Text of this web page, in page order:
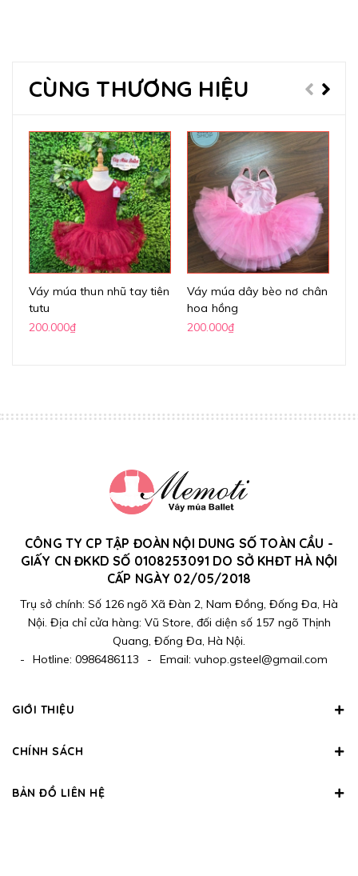
CÙNG THƯƠNG HIỆU
Váy múa thun nhũ tay tiên
tutu
200.000₫
Váy múa dây bèo nơ chân
hoa hồng
200.000₫
CÔNG TY CP TẬP ĐOÀN NỘI DUNG SỐ TOÀN CẦU -
GIẤY CN ĐKKD SỐ 0108253091 DO SỞ KHĐT HÀ NỘI
CẤP NGÀY 02/05/2018
Trụ sở chính: Số 126 ngõ Xã Đàn 2, Nam Đồng, Đống Đa, Hà
Nội. Địa chỉ cửa hàng: Vũ Store, đối diện số 157 ngõ Thịnh
Quang, Đống Đa, Hà Nội.
-
Hotline: 0986486113 - Email: vuhop.gsteel@gmail.com
GIỚI THIỆU
CHÍNH SÁCH
BẢN ĐỒ LIÊN HỆ